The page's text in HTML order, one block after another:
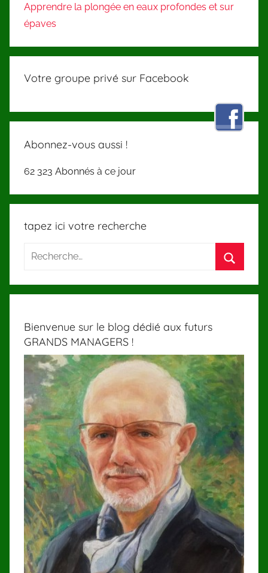
Apprendre la plongée en eaux profondes et sur
épaves
Votre groupe privé sur Facebook
Abonnez-vous aussi !
62 323 Abonnés à ce jour
tapez ici votre recherche
Bienvenue sur le blog dédié aux futurs
GRANDS MANAGERS !